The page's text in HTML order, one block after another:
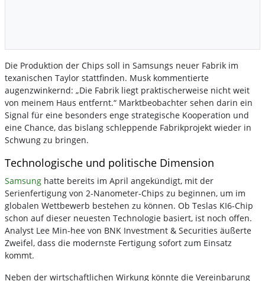
Die Produktion der Chips soll in Samsungs neuer Fabrik im
texanischen Taylor stattfinden. Musk kommentierte
augenzwinkernd: „Die Fabrik liegt praktischerweise nicht weit
von meinem Haus entfernt.“ Marktbeobachter sehen darin ein
Signal für eine besonders enge strategische Kooperation und
eine Chance, das bislang schleppende Fabrikprojekt wieder in
Schwung zu bringen.
Technologische und politische Dimension
Samsung hatte bereits im April angekündigt, mit der
Serienfertigung von 2-Nanometer-Chips zu beginnen, um im
globalen Wettbewerb bestehen zu können. Ob Teslas KI6-Chip
schon auf dieser neuesten Technologie basiert, ist noch offen.
Analyst Lee Min-hee von BNK Investment & Securities äußerte
Zweifel, dass die modernste Fertigung sofort zum Einsatz
kommt.
Neben der wirtschaftlichen Wirkung könnte die Vereinbarung